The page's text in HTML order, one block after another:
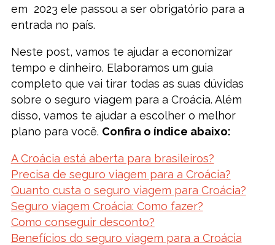
em 2023 ele passou a ser obrigatório para a
entrada no país.
Neste post, vamos te ajudar a economizar
tempo e dinheiro. Elaboramos um guia
completo que vai tirar todas as suas dúvidas
sobre o seguro viagem para a Croácia. Além
disso, vamos te ajudar a escolher o melhor
plano para você. Confira o índice abaixo:
A Croácia está aberta para brasileiros?
Precisa de seguro viagem para a Croácia?
Quanto custa o seguro viagem para Croácia?
Seguro viagem Croácia: Como fazer?
Como conseguir desconto?
Benefícios do seguro viagem para a Croácia